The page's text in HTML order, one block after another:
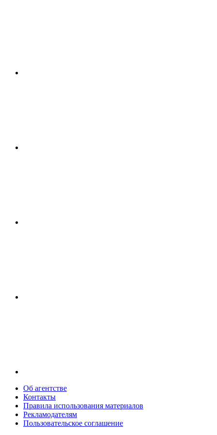
Об агентстве
Контакты
Правила использования материалов
Рекламодателям
Пользовательское соглашение